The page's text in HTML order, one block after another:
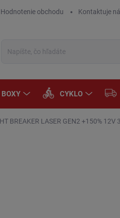
Hodnotenie obchodu Kontaktuje
BOXY CYKLO
BREAKER LASER GEN2 +150%